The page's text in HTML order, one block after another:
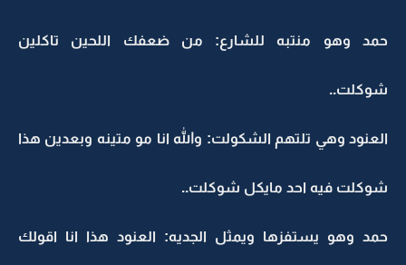
حمد وهو منتبه للشارع: من ضعفك اللحين تاكلين
شوكلت..
العنود وهي تلتهم الشكولت: والله انا مو متينه وبعدين هذا
شوكلت فيه احد مايكل شوكلت..
حمد وهو يستفزها ويمثل الجديه: العنود هذا انا اقولك